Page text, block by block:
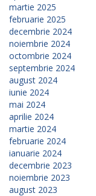
martie 2025
februarie 2025
decembrie 2024
noiembrie 2024
octombrie 2024
septembrie 2024
august 2024
iunie 2024
mai 2024
aprilie 2024
martie 2024
februarie 2024
ianuarie 2024
decembrie 2023
noiembrie 2023
august 2023